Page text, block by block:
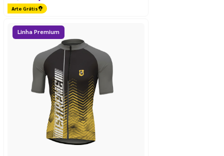
Arte Grátis
Linha Premium